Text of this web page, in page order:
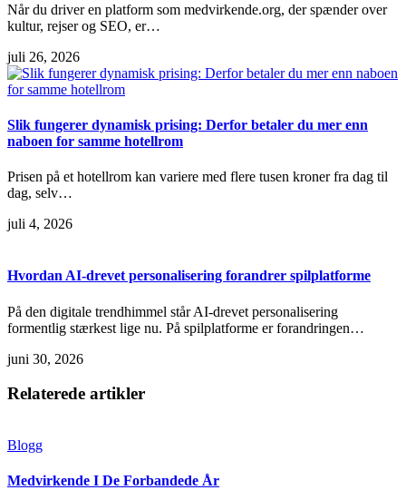
Når du driver en platform som medvirkende.org, der spænder over
kultur, rejser og SEO, er…
juli 26, 2026
Slik fungerer dynamisk prising: Derfor betaler du mer enn
naboen for samme hotellrom
Prisen på et hotellrom kan variere med flere tusen kroner fra dag til
dag, selv…
juli 4, 2026
Hvordan AI-drevet personalisering forandrer spilplatforme
På den digitale trendhimmel står AI-drevet personalisering
formentlig stærkest lige nu. På spilplatforme er forandringen…
juni 30, 2026
Relaterede artikler
Blogg
Medvirkende I De Forbandede År